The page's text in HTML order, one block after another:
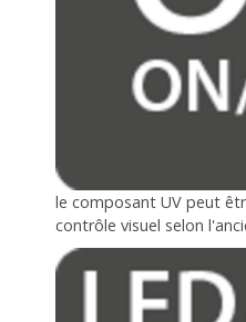
le composant UV peut
contrôle visuel selon